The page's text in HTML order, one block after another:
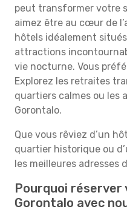
peut transformer votre
aimez être au cœur de
hôtels idéalement
attractions
vie nocturne. Vous
Explorez les retraites
quartiers calmes ou les
Gorontalo.
Que vous rêviez d’un
quartier historique ou
les meilleures adresses
Pourquoi
Gorontalo avec